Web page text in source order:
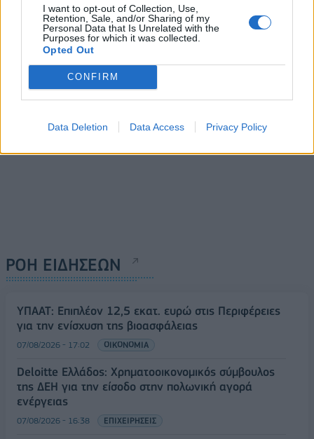
I want to opt-out of Collection, Use,
Retention, Sale, and/or Sharing of my
Personal Data that Is Unrelated with the
Purposes for which it was collected.
Opted Out
CONFIRM
Data Deletion Data Access Privacy Policy
μέσω του “Ελ.Βενιζέλος”,
σε χώρες της Ε.Ε
11/07/2024 - 11:31
44χρονος για τη
δολοφονία του
τοπογράφου στο Ψυχικό
ΡΟΗ ΕΙΔΗΣΕΩΝ
ΥΠΑΑΤ: Επιπλέον 12,5 εκατ. ευρώ στις Περιφέρειες
για την ενίσχυση της βιοασφάλειας
07/08/2026 - 17:02 ΟΙΚΟΝΟΜΙΑ
Deloitte Ελλάδος: Χρηματοοικονομικός σύμβουλος
της ΔΕΗ για την είσοδο στην πολωνική αγορά
ενέργειας
07/08/2026 - 16:38 ΕΠΙΧΕΙΡΗΣΕΙΣ